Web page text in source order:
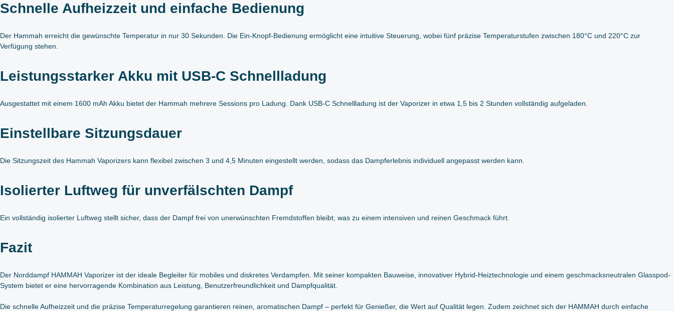
Schnelle Aufheizzeit und einfache Bedienung
Der Hammah erreicht die gewünschte Temperatur in nur 30 Sekunden. Die Ein-Knopf-Bedienung ermöglicht eine intuitive Steuerung, wobei fünf präzise Temperaturstufen zwischen 180°C und 220°C zur
Verfügung stehen.
Leistungsstarker Akku mit USB-C Schnellladung
Ausgestattet mit einem 1600 mAh Akku bietet der Hammah mehrere Sessions pro Ladung. Dank USB-C Schnellladung ist der Vaporizer in etwa 1,5 bis 2 Stunden vollständig aufgeladen.
Einstellbare Sitzungsdauer
Die Sitzungszeit des Hammah Vaporizers kann flexibel zwischen 3 und 4,5 Minuten eingestellt werden, sodass das Dampferlebnis individuell angepasst werden kann.
Isolierter Luftweg für unverfälschten Dampf
Ein vollständig isolierter Luftweg stellt sicher, dass der Dampf frei von unerwünschten Fremdstoffen bleibt, was zu einem intensiven und reinen Geschmack führt.
Fazit
Der Norddampf HAMMAH Vaporizer ist der ideale Begleiter für mobiles und diskretes Verdampfen. Mit seiner kompakten Bauweise, innovativer Hybrid-Heiztechnologie und einem geschmacksneutralen Glasspod-
System bietet er eine hervorragende Kombination aus Leistung, Benutzerfreundlichkeit und Dampfqualität.
Die schnelle Aufheizzeit und die präzise Temperaturregelung garantieren reinen, aromatischen Dampf – perfekt für Genießer, die Wert auf Qualität legen. Zudem zeichnet sich der HAMMAH durch einfache